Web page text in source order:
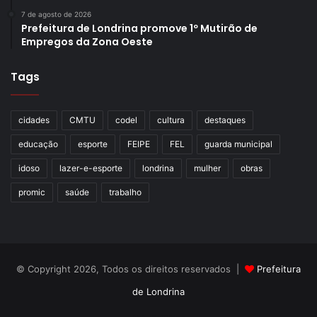
Geledés (fonte). O cineasta tem vários curtas premiados
entre eles “Por que a Eritreia?” (1979), “O Rito de Ismael
Ivo” (2003), “O Moleque” (2005), “Pacaembu — Terras
poderá ver no 25º Festival Kinoarte de Cinema.
Gostei
Etiquetas 2023 Ari Cândido
7 de agosto de 2026
Prefeitura de Londrina promove 1º Mutirão de
Empregos da Zona Oeste
Tags
cidades CMTU codel cultura destaques
educação esporte FEIPE FEL guarda municipal
idoso lazer-e-esporte londrina mulher obras
promic saúde trabalho
© Copyright 2026, Todos os direitos reservados |
Prefeitura
de Londrina